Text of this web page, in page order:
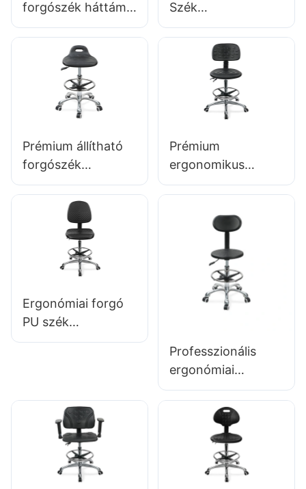
forgószék háttámla
intergaval hab
üléssel & ESD
Science Lab
székletmagasság-
állítható lábgyűrű &
Alumínium 5-
laboratóriumokhoz
& Tisztítószobák
Szék
kutatóintézetekhez
Testreszabott
ömlesztett vásárlás
Prémium állítható
forgószék
fogantyúval,
interga-hab ülés &
PU Lab széklet
kialakítás
magassága-
állítható lábgyűrű &
csillagos bázis az
Ultimate Comfort
Prémium
ergonomikus
forgószék IC027
háttámlával,
magasságú üléssel
és alumínium 5
csillagos talppal
laboratóriumokba/ir
Ergonómiai forgó
PU szék
háttámlával &
alumínium 5-
csillagos bázis
laboratóriumokhoz/
tisztítószobákhoz
Professzionális
ergonómiai
forgószék IC142
PU háttámlával &
kartámaszok
állítható lábgyűrű &
5-csillagos bázis a
laboratóriumokhoz